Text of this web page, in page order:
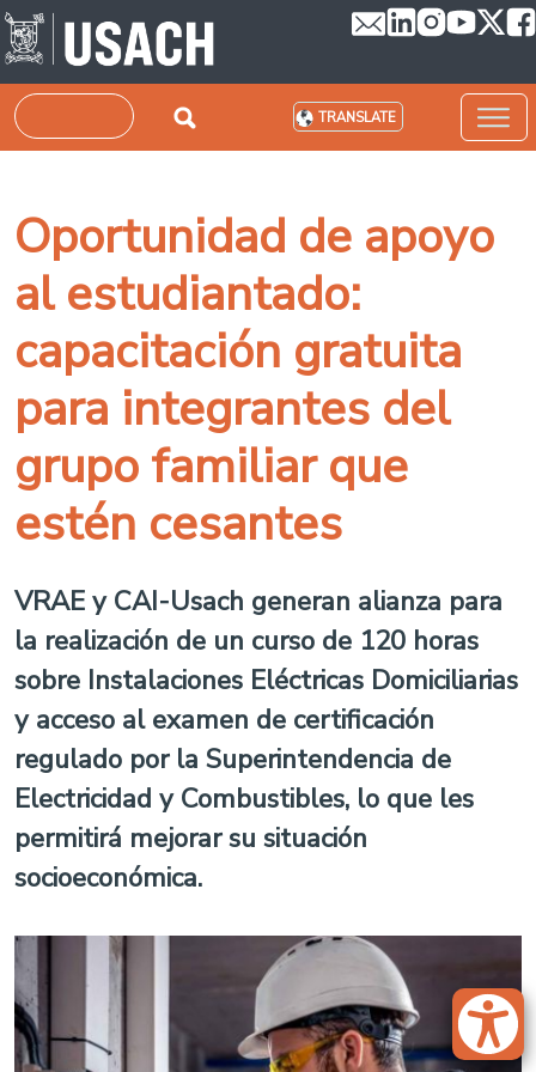
Skip to main content
Search TRANSLATE
Oportunidad de apoyo
al estudiantado:
capacitación gratuita
para integrantes del
grupo familiar que
estén cesantes
VRAE y CAI-Usach generan alianza para
la realización de un curso de 120 horas
sobre Instalaciones Eléctricas Domiciliarias
y acceso al examen de certificación
regulado por la Superintendencia de
Electricidad y Combustibles, lo que les
permitirá mejorar su situación
socioeconómica.